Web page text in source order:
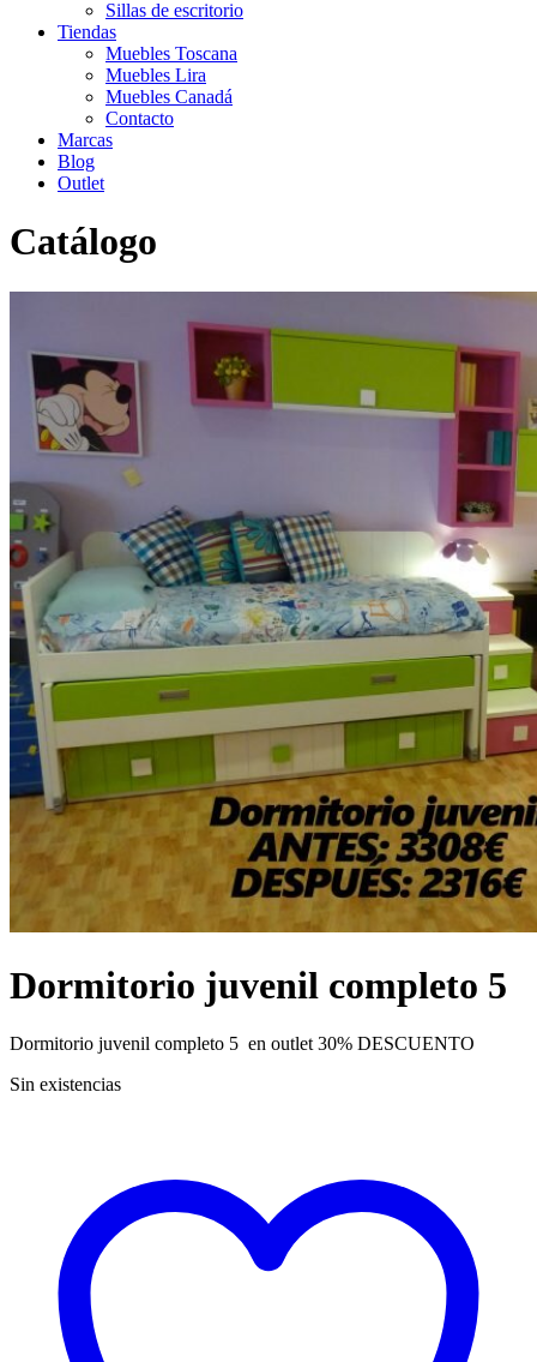
Sillas de escritorio
Tiendas
Muebles Toscana
Muebles Lira
Muebles Canadá
Contacto
Marcas
Blog
Outlet
Catálogo
Dormitorio juvenil completo 5
Dormitorio juvenil completo 5 en outlet 30% DESCUENTO
Sin existencias